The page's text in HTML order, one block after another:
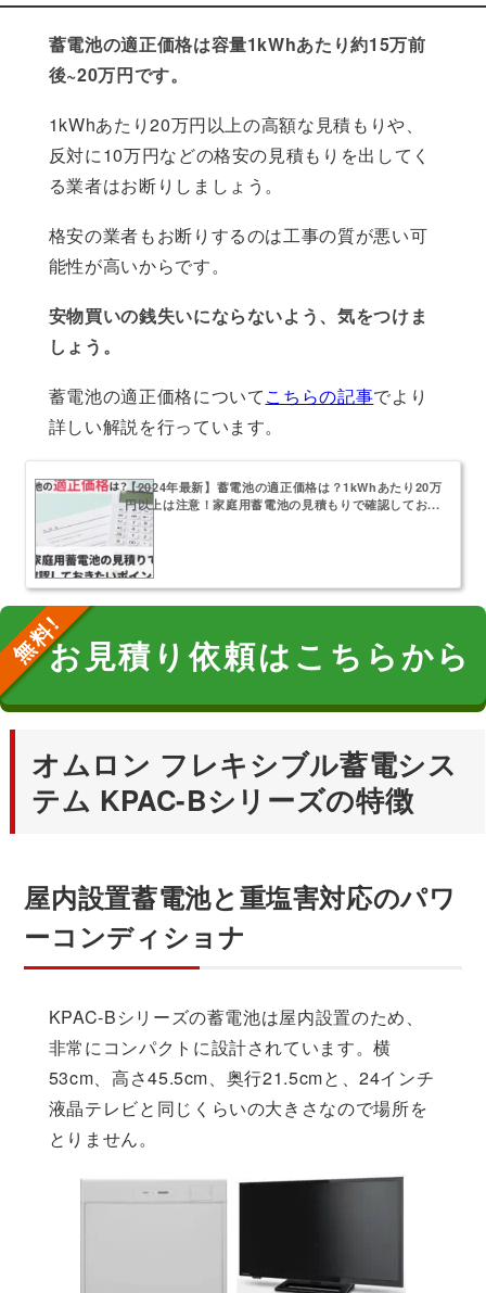
蓄電池の適正価格は容量1kWhあたり約15万前
後~20万円です。
1kWhあたり20万円以上の高額な見積もりや、
反対に10万円などの格安の見積もりを出してく
る業者はお断りしましょう。
格安の業者もお断りするのは工事の質が悪い可
能性が高いからです。
安物買いの銭失いにならないよう、気をつけま
しょう。
蓄電池の適正価格についてこちらの記事でより
詳しい解説を行っています。
【2024年最新】蓄電池の適正価格は？1kWhあたり20万
円以上は注意！家庭用蓄電池の見積もりで確認してお...
お見積り依頼はこちらから
オムロン フレキシブル蓄電シス
テム KPAC-Bシリーズの特徴
屋内設置蓄電池と重塩害対応のパワ
ーコンディショナ
KPAC-Bシリーズの蓄電池は屋内設置のため、
非常にコンパクトに設計されています。横
53cm、高さ45.5cm、奥行21.5cmと、24インチ
液晶テレビと同じくらいの大きさなので場所を
とりません。